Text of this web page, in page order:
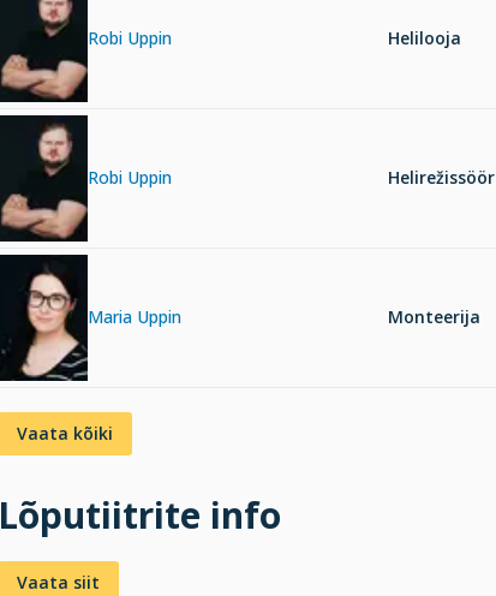
Robi Uppin Helilooja
Robi Uppin Helirežissöör
Maria Uppin Monteerija
Vaata kõiki
Lõputiitrite info
Vaata siit